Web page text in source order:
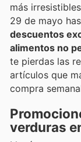
más
29 de mayo
descuentos
alimentos no
te pierdas las
artículos que
compra
verduras